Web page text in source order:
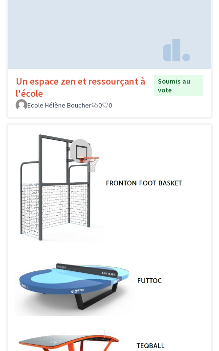
Un espace zen et ressourçant à
l'école
Soumis au
vote
Ecole Hélène Boucher
0 0